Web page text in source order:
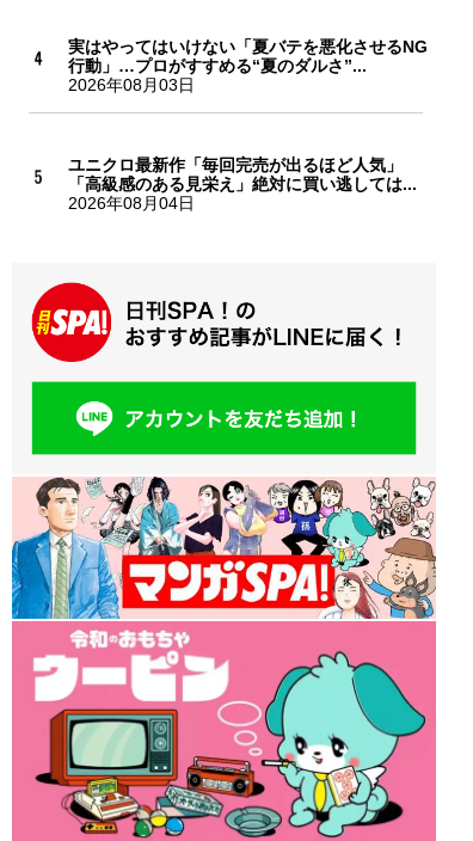
実はやってはいけない「夏バテを悪化させるNG
行動」…プロがすすめる“夏のダルさ”...
2026年08月03日
ユニクロ最新作「毎回完売が出るほど人気」
「高級感のある見栄え」絶対に買い逃しては...
2026年08月04日